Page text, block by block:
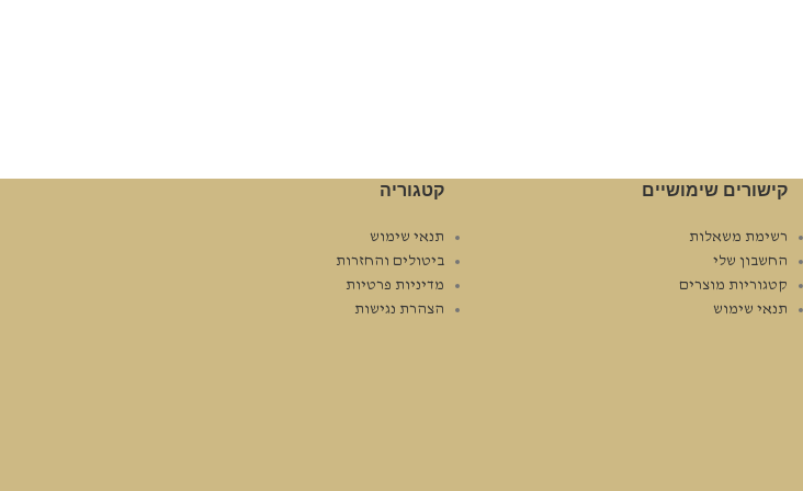
קישורים שימושיים
רשימת משאלות
החשבון שלי
קטגוריות מוצרים
תנאי שימוש
קטגוריה
תנאי שימוש
ביטולים והחזרות
מדיניות פרטיות
הצהרת נגישות